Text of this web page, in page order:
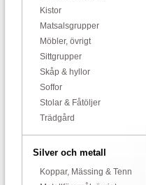
Kistor
Matsalsgrupper
Möbler, övrigt
Sittgrupper
Skåp & hyllor
Soffor
Stolar & Fåtöljer
Trädgård
Silver och metall
Koppar, Mässing & Tenn